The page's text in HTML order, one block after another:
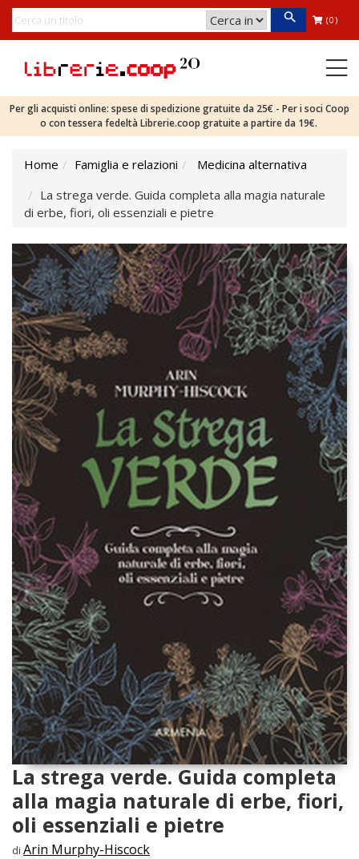
(0)
Per gli acquisti online: spese di spedizione gratuite da 25€ - Per i soci Coop
o con tessera fedeltà Librerie.coop gratuite a partire da 19€.
Home Famiglia e relazioni
Medicina alternativa
La strega verde. Guida completa alla magia naturale
di erbe, fiori, oli essenziali e pietre
La strega verde. Guida completa
alla magia naturale di erbe, fiori,
oli essenziali e pietre
di Arin Murphy-Hiscock